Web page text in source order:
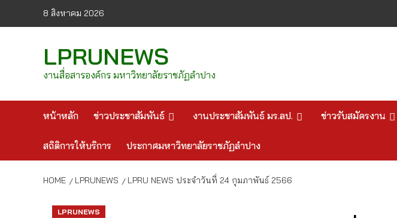
8 สิงหาคม 2026
LPRUNEWS
งานสื่อสารองค์กร มหาวิทยาลัยราชภัฏลำปาง
หน้าหลัก ข่าวประชาสัมพันธ์ งานประชาสัมพันธ์ มร.ลป. ข่าวรับสมัครงาน
สถิติการให้บริการ ประกาศมหาวิทยาลัยราชภัฏลำปาง
HOME LPRUNEWS LPRU NEWS ประจำวันที่ 24 กุมภาพันธ์ 2566
LPRUNEWS